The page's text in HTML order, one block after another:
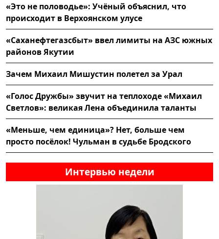
«Это не половодье»: Учёный объяснил, что
происходит в Верхоянском улусе
«Саханефтегазсбыт» ввел лимиты на АЗС южных
районов Якутии
Зачем Михаил Мишустин полетел за Урал
«Голос Дружбы» звучит на теплоходе «Михаил
Светлов»: великая Лена объединила таланты
«Меньше, чем единица»? Нет, больше чем
просто посёлок! Чульман в судьбе Бродского
Интервью недели